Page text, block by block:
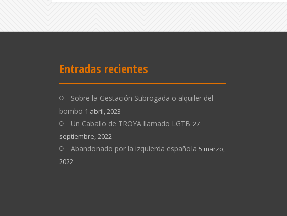
Entradas recientes
Sobre la Gestación Subrogada o alquiler del
bombo 1 abril, 2023
Un Caballo de TROYA llamado LGTB 27
septiembre, 2022
Abandonado por la izquierda española 5 marzo,
2022